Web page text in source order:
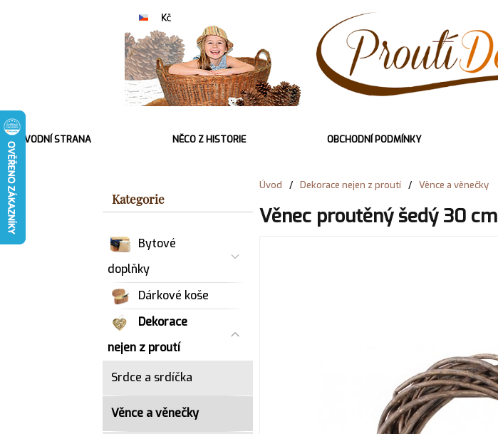
ÚVODNÍ STRANA NĚCO Z HISTORIE OBCHODNÍ PODMÍNKY
Kategorie
Bytové
doplňky
Dárkové koše
Dekorace
nejen z proutí
Srdce a srdíčka
Věnce a věnečky
Úvod / Dekorace nejen z proutí / Věnce a věnečky
Věnec proutěný šedý 30 cm